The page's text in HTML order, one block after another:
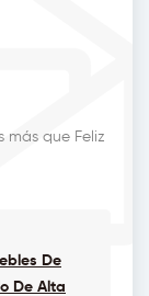
más que Feliz
De
De Alta